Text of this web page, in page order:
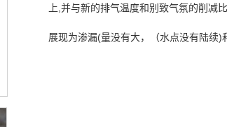
上,并与新的排气温度和别致气氛的削
展现为渗漏(量没有大，（水点没有陆续)